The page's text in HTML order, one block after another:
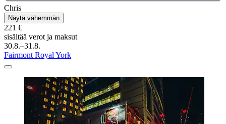
Chris
Näytä vähemmän
221 €
sisältää verot ja maksut
30.8.–31.8.
Fairmont Royal York